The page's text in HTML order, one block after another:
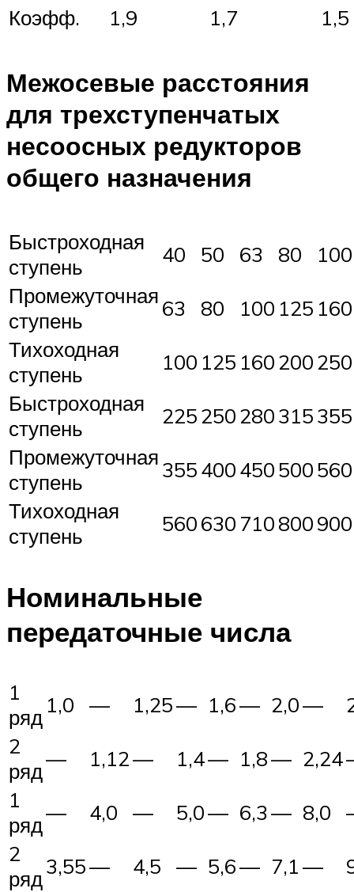
Коэфф. 1,9 1,7 1,5
Межосевые расстояния
для трехступенчатых
несоосных редукторов
общего назначения
Быстроходная
ступень
40 50 63 80
100
Промежуточная
ступень
63 80 100 125 160
Тихоходная
ступень
100 125 160200250
Быстроходная
ступень
225250280315355
Промежуточная
ступень
355400450500560
Тихоходная
ступень
560630 710800900
Номинальные
передаточные числа
1
ряд 1,0 — 1,25— 1,6— 2,0—
2
ряд— 1,12— 1,4— 1,8— 2,24
1
ряд— 4,0 — 5,0— 6,3— 8,0
2
ряд3,55— 4,5 — 5,6— 7,1—